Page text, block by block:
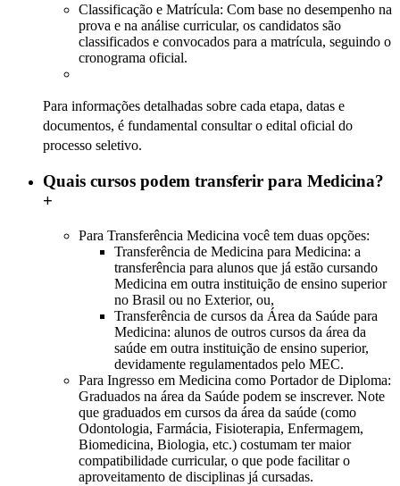
Classificação e Matrícula: Com base no desempenho na
prova e na análise curricular, os candidatos são
classificados e convocados para a matrícula, seguindo o
cronograma oficial.
Para informações detalhadas sobre cada etapa, datas e
documentos, é fundamental consultar o edital oficial do
processo seletivo.
Quais cursos podem transferir para Medicina?
+
Para Transferência Medicina você tem duas opções:
Transferência de Medicina para Medicina: a
transferência para alunos que já estão cursando
Medicina em outra instituição de ensino superior
no Brasil ou no Exterior, ou,
Transferência de cursos da Área da Saúde para
Medicina: alunos de outros cursos da área da
saúde em outra instituição de ensino superior,
devidamente regulamentados pelo MEC.
Para Ingresso em Medicina como Portador de Diploma:
Graduados na área da Saúde podem se inscrever. Note
que graduados em cursos da área da saúde (como
Odontologia, Farmácia, Fisioterapia, Enfermagem,
Biomedicina, Biologia, etc.) costumam ter maior
compatibilidade curricular, o que pode facilitar o
aproveitamento de disciplinas já cursadas.